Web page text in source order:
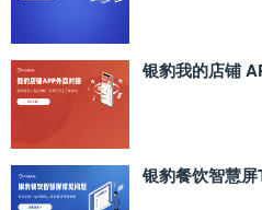
银豹我的店铺
银豹餐饮智慧